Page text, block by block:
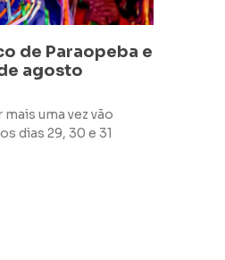
de Paraopeba e
agosto
uma vez vão
dias 29, 30 e 31